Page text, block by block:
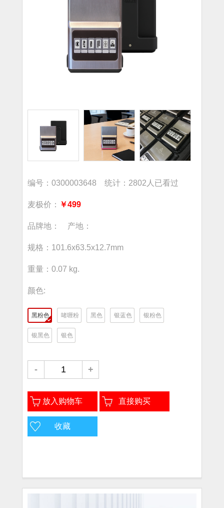
编号：0300003648 统计：2802人已看过
麦极价： ￥499
品牌地： 产地：
规格：101.6x63.5x12.7mm
重量：0.07 kg.
颜色:
黑粉色 啫喱粉 黑色 银蓝色 银粉色
银黑色 银色
- +